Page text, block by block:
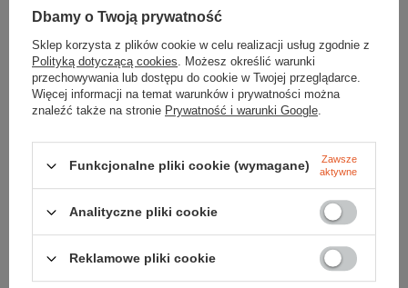
Szukasz produktu, którego nie mamy w
ofercie?
naszym sklepie, możesz skorzystać ze specjalnego formularza i
przesłać nam opis szukanego przedmiotu. Aby móc to zrobić musisz
zalogowany.
Dbamy o Twoją prywatność
Sklep korzysta z plików cookie w celu realizacji usług zgodnie z
Polityką dotyczącą cookies. Możesz określić warunki
przechowywania lub dostępu do cookie w Twojej przeglądarce.
Więcej informacji na temat warunków i prywatności można
znaleźć także na stronie Prywatność i warunki Google.
Funkcjonalne pliki cookie (wymagane)
Zawsze
aktywne
Analityczne pliki cookie
Reklamowe pliki cookie